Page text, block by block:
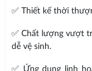
✅ Thiết kế thời
✅ Chất lượng vượt
dễ vệ sinh.